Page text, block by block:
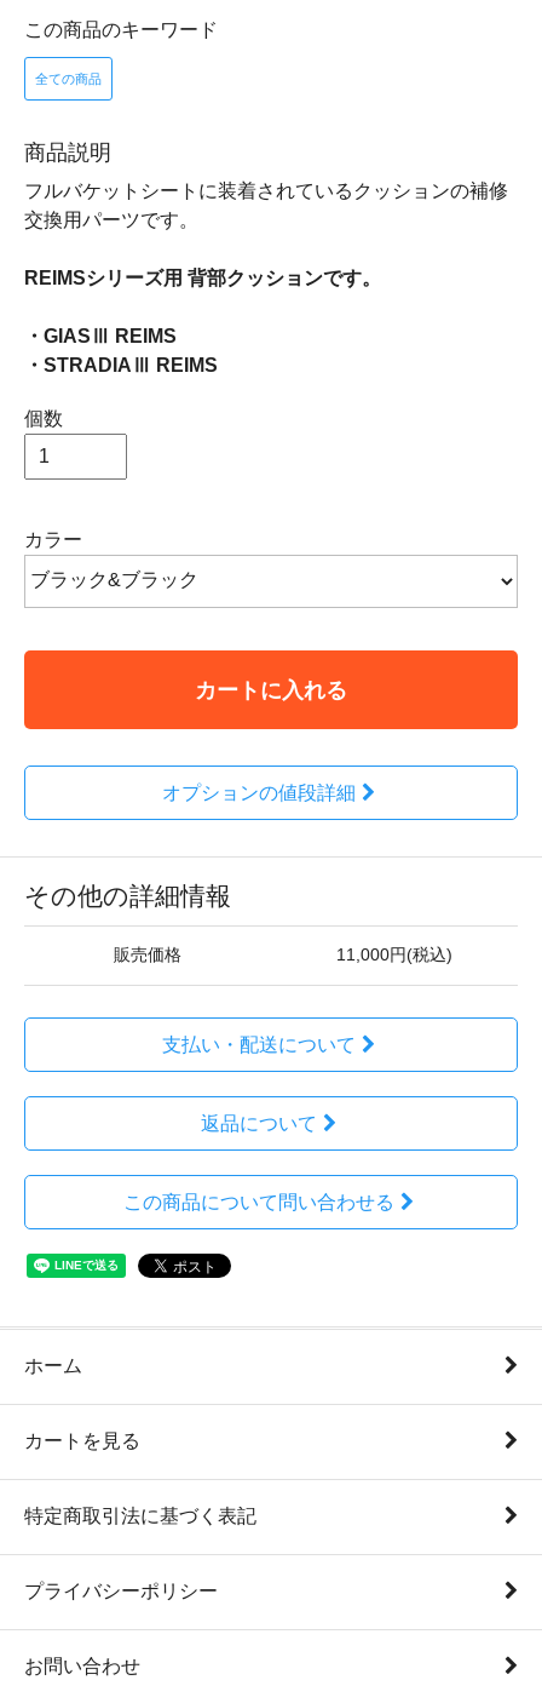
この商品のキーワード
全ての商品
商品説明
フルバケットシートに装着されているクッションの補修
交換用パーツです。
REIMSシリーズ用 背部クッションです。
・GIASⅢ REIMS
・STRADIAⅢ REIMS
個数
カラー
カートに入れる
オプションの値段詳細
その他の詳細情報
販売価格 11,000円(税込)
支払い・配送について
返品について
この商品について問い合わせる
ホーム
カートを見る
特定商取引法に基づく表記
プライバシーポリシー
お問い合わせ